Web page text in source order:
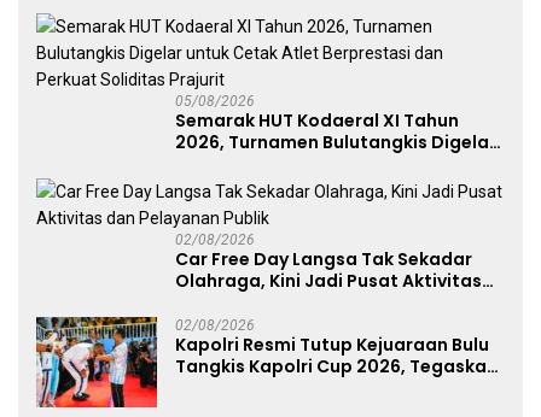
05/08/2026
Semarak HUT Kodaeral XI Tahun
2026, Turnamen Bulutangkis Digelar
Perkuat Soliditas Prajurit
02/08/2026
Car Free Day Langsa Tak Sekadar
Olahraga, Kini Jadi Pusat Aktivitas
02/08/2026
Kapolri Resmi Tutup Kejuaraan Bulu
Tangkis Kapolri Cup 2026, Tegaskan